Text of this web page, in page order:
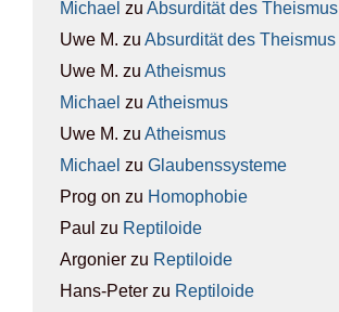
Michael zu Absur­di­tät des The­is­mus
Uwe M. zu Absur­di­tät des The­is­mus
Uwe M. zu Athe­is­mus
Michael zu Athe­is­mus
Uwe M. zu Athe­is­mus
Michael zu Glau­bens­sys­te­me
Prog on zu Homo­pho­bie
Paul zu Rep­ti­lo­ide
Argonier zu Rep­ti­lo­ide
Hans-Peter zu Rep­ti­lo­ide